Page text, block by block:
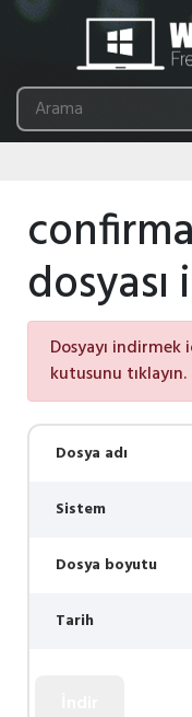
Dosyayı
kutusunu tıklayın.
Dosya adı
Sistem
Dosya boyutu
Tarih